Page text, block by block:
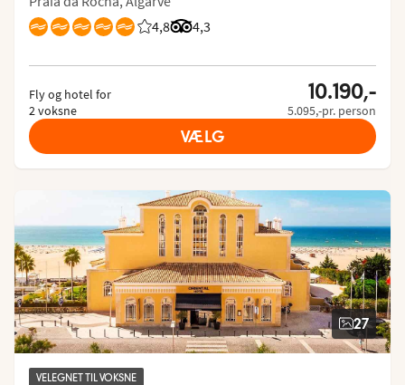
4,8
Bedømmelse fra Spies gæster: 4.8/5
4,3
Bedømmelse fra Tripadvisor: 4.3 of
Fly og hotel for
2 voksne
10.190,-
5.095,-pr. person
VÆLG
27
VELEGNET TIL VOKSNE